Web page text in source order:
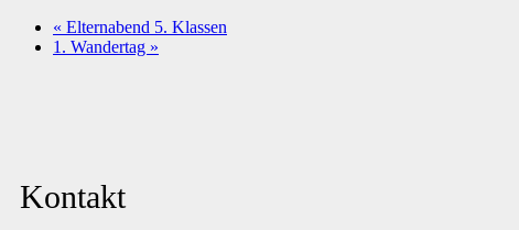
« Elternabend 5. Klassen
1. Wandertag »
Kontakt